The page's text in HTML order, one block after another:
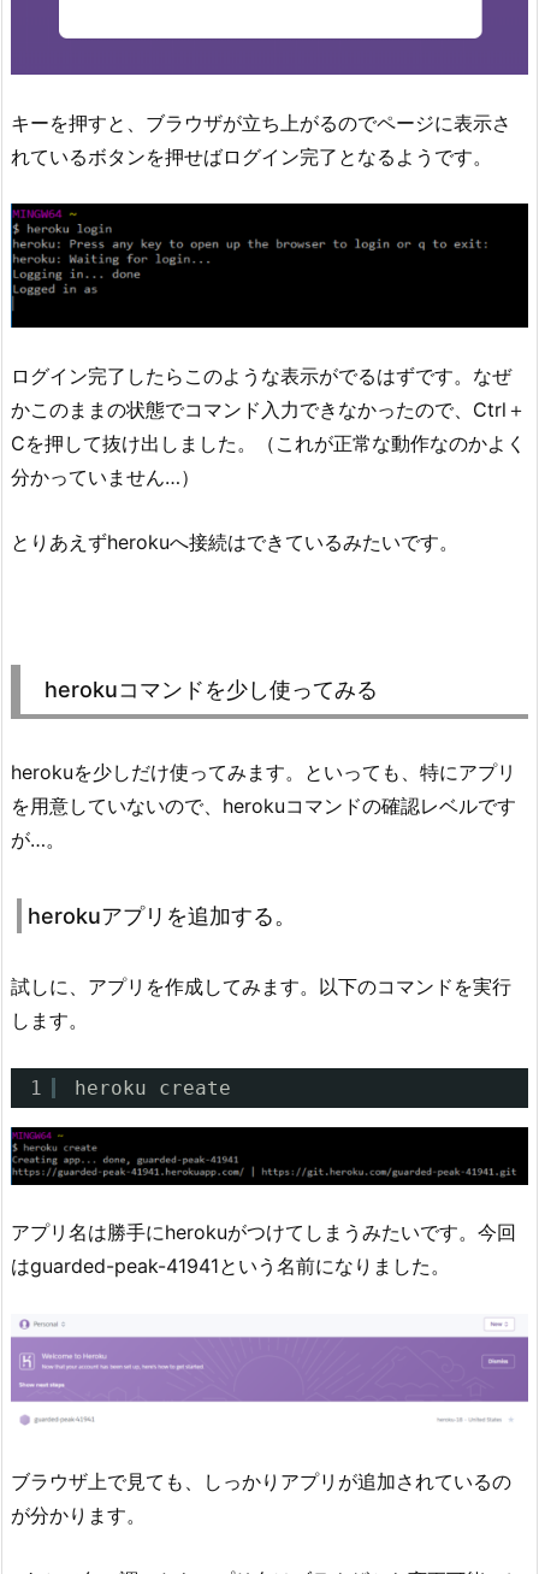
キーを押すと、ブラウザが立ち上がるのでページに表示さ
れているボタンを押せばログイン完了となるようです。
ログイン完了したらこのような表示がでるはずです。なぜ
かこのままの状態でコマンド入力できなかったので、Ctrl＋
Cを押して抜け出しました。（これが正常な動作なのかよく
分かっていません…）
とりあえずherokuへ接続はできているみたいです。
herokuコマンドを少し使ってみる
herokuを少しだけ使ってみます。といっても、特にアプリ
を用意していないので、herokuコマンドの確認レベルです
が…。
herokuアプリを追加する。
試しに、アプリを作成してみます。以下のコマンドを実行
します。
1 heroku create
アプリ名は勝手にherokuがつけてしまうみたいです。今回
はguarded-peak-41941という名前になりました。
ブラウザ上で見ても、しっかりアプリが追加されているの
が分かります。